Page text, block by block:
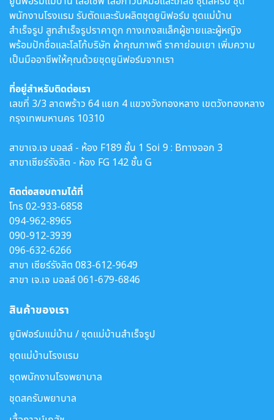
พนักงานโรงแรม รับตัดและรับผลิตชุดยูนิฟอร์ม ชุดแม่บ้าน
สำเร็จรูป สูทสำเร็จรูปราคาถูก กางเกงสแล็คผู้ชายและผู้หญิง
พร้อมปักชื่อและโลโก้บริษัท ผ้าคุณภาพดี ราคาย่อมเยา เพิ่มความ
เป็นมืออาชีพให้คุณด้วยชุดยูนิฟอร์มจากเรา
ที่อยู่สำหรับติดต่อเรา
เลขที่ 3/3 ลาดพร้าว 64 แยก 4 แขวงวังทองหลาง เขตวังทองหลาง
กรุงเทพมหานคร 10310
สาขาเจ.เจ มอลล์ - ห้อง F189 ชั้น 1 Soi 9 : Bทางออก 3
สาขาเซียร์รังสิต - ห้อง FG 142 ชั้น G
ติดต่อสอบถามได้ที่
โทร02-933-6858
094-962-8965
090-912-3939
096-632-6266
สาขา เซียร์รังสิต 083-612-9649
สาขา เจ.เจ มอลล์061-679-6846
สินค้าของเรา
ยูนิฟอร์มแม่บ้าน / ชุดแม่บ้านสำเร็จรูป
ชุดแม่บ้านโรงแรม
ชุดพนักงานโรงพยาบาล
ชุดสครับพยาบาล